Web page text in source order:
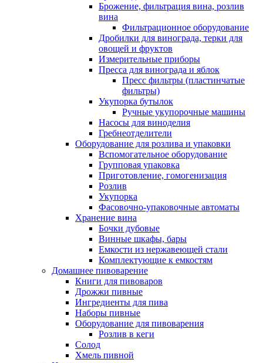
Брожение, фильтрация вина, розлив
вина
Фильтрационное оборудование
Дробилки для винограда, терки для
овощей и фруктов
Измерительные приборы
Пресса для винограда и яблок
Пресс фильтры (пластинчатые
фильтры)
Укупорка бутылок
Ручные укупорочные машины
Насосы для виноделия
Гребнеотделители
Оборудование для розлива и упаковки
Вспомогательное оборудование
Групповая упаковка
Приготовление, гомогенизация
Розлив
Укупорка
Фасовочно-упаковочные автоматы
Хранение вина
Бочки дубовые
Винные шкафы, бары
Емкости из нержавеющей стали
Комплектующие к емкостям
Домашнее пивоварение
Книги для пивоваров
Дрожжи пивные
Ингредиенты для пива
Наборы пивные
Оборудование для пивоварения
Розлив в кеги
Солод
Хмель пивной